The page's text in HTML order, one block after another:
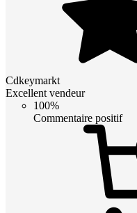
Cdkeymarkt
Excellent vendeur
100%
Commentaire positif